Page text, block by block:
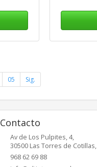
05 Sig.
Contacto
Av de Los Pulpites, 4,
30500 Las Torres de Cotillas,
968 62 69 88